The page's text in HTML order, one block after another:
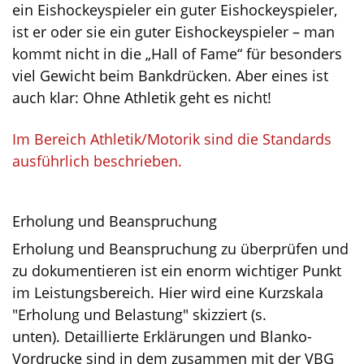
ein Eishockeyspieler ein guter Eishockeyspieler,
ist er oder sie ein guter Eishockeyspieler – man
kommt nicht in die „Hall of Fame“ für besonders
viel Gewicht beim Bankdrücken. Aber eines ist
auch klar: Ohne Athletik geht es nicht!
Im Bereich Athletik/Motorik sind die Standards
ausführlich beschrieben.
Erholung und Beanspruchung
Erholung und Beanspruchung zu überprüfen und
zu dokumentieren ist ein enorm wichtiger Punkt
im Leistungsbereich. Hier wird eine Kurzskala
"Erholung und Belastung" skizziert (s.
unten). Detaillierte Erklärungen und Blanko-
Vordrucke sind in dem zusammen mit der VBG